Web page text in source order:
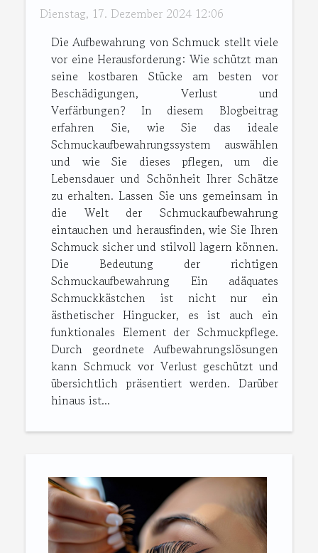
Dienstag, 17. Dezember 2024 12:06
Die Aufbewahrung von Schmuck stellt viele
vor eine Herausforderung: Wie schützt man
seine kostbaren Stücke am besten vor
Beschädigungen, Verlust und
Verfärbungen? In diesem Blogbeitrag
erfahren Sie, wie Sie das ideale
Schmuckaufbewahrungssystem auswählen
und wie Sie dieses pflegen, um die
Lebensdauer und Schönheit Ihrer Schätze
zu erhalten. Lassen Sie uns gemeinsam in
die Welt der Schmuckaufbewahrung
eintauchen und herausfinden, wie Sie Ihren
Schmuck sicher und stilvoll lagern können.
Die Bedeutung der richtigen
Schmuckaufbewahrung Ein adäquates
Schmuckkästchen ist nicht nur ein
ästhetischer Hingucker, es ist auch ein
funktionales Element der Schmuckpflege.
Durch geordnete Aufbewahrungslösungen
kann Schmuck vor Verlust geschützt und
übersichtlich präsentiert werden. Darüber
hinaus ist...